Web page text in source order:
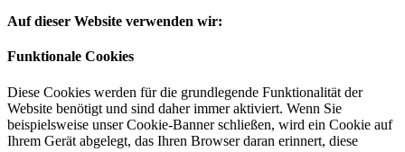
Auf dieser Website verwenden wir:
Funktionale Cookies
Diese Cookies werden für die grundlegende Funktionalität der
Website benötigt und sind daher immer aktiviert. Wenn Sie
beispielsweise unser Cookie-Banner schließen, wird ein Cookie auf
Ihrem Gerät abgelegt, das Ihren Browser daran erinnert, diese